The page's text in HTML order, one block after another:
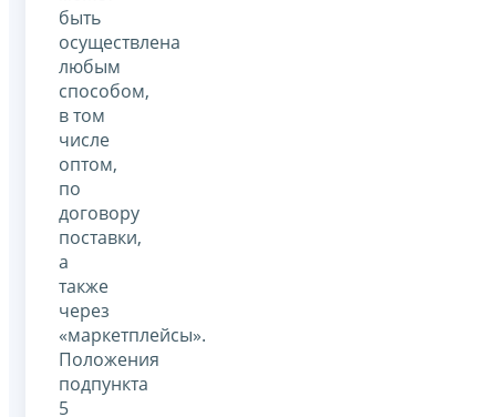
быть
осуществлена
любым
способом,
в том
числе
оптом,
по
договору
поставки,
а
также
через
«маркетплейсы».
Положения
подпункта
5